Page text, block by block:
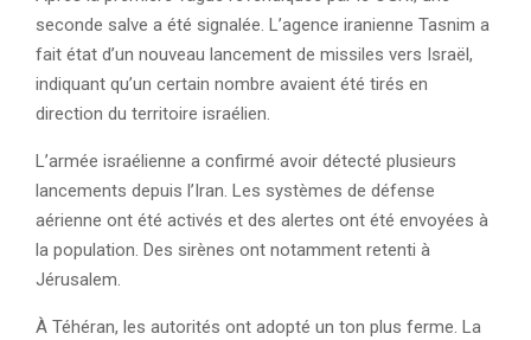
seconde salve a été signalée. L’agence iranienne Tasnim a
fait état d’un nouveau lancement de missiles vers Israël,
indiquant qu’un certain nombre avaient été tirés en
direction du territoire israélien.
L’armée israélienne a confirmé avoir détecté plusieurs
lancements depuis l’Iran. Les systèmes de défense
aérienne ont été activés et des alertes ont été envoyées à
la population. Des sirènes ont notamment retenti à
Jérusalem.
À Téhéran, les autorités ont adopté un ton plus ferme. La